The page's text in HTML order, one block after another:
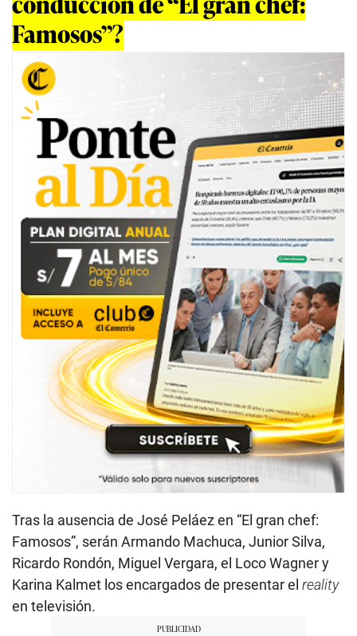
Famosos”?
Tras la ausencia de José Peláez en “El gran chef:
Famosos”, serán Armando Machuca, Junior Silva,
Ricardo Rondón, Miguel Vergara, el Loco Wagner y
Karina Kalmet los encargados de presentar el reality
en televisión.